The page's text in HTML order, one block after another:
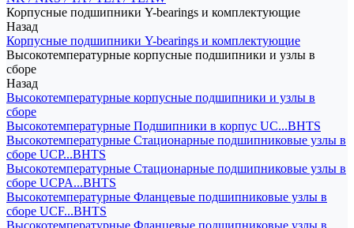
Корпусные подшипники Y-bearings и комплектующие
Назад
Корпусные подшипники Y-bearings и комплектующие
Высокотемпературные корпусные подшипники и узлы в
сборе
Назад
Высокотемпературные корпусные подшипники и узлы в
сборе
Высокотемпературные Подшипники в корпус UC...BHTS
Высокотемпературные Стационарные подшипниковые узлы в
сборе UCP...BHTS
Высокотемпературные Стационарные подшипниковые узлы в
сборе UCPA...BHTS
Высокотемпературные Фланцевые подшипниковые узлы в
сборе UCF...BHTS
Высокотемпературные Фланцевые подшипниковые узлы в